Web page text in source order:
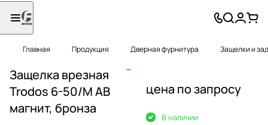
Главная Продукция Дверная фурнитура Защелки и
Защелка врезная
Trodos 6-50/М AB
магнит, бронза
цена по запросу
В наличии